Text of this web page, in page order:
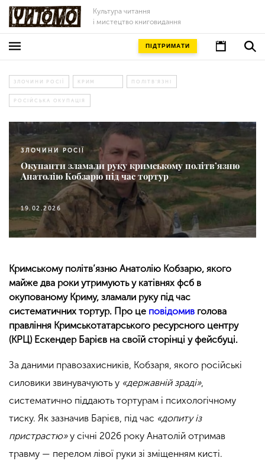
Культура читання
і мистецтво книговидання
ПІДТРИМАТИ
ЗЛОЧИНИ РОСІЇ КРИМ ПОЛІТВ'ЯЗНІ
РОСІЙСЬКА ОКУПАЦІЯ
ЗЛОЧИНИ РОСІЇ
Окупанти зламали руку кримському політв’язню
Анатолію Кобзарю під час тортур
19.02.2026
Кримському політв’язню Анатолію Кобзарю, якого
майже два роки утримують у катівнях фсб в
окупованому Криму, зламали руку під час
систематичних тортур. Про це повідомив голова
правління Кримськотатарського ресурсного центру
(КРЦ) Ескендер Барієв на своїй сторінці у фейсбуці.
За даними правозахисників, Кобзаря, якого російські
силовики звинувачують у «державній зраді»,
систематично піддають тортурам і психологічному
тиску. Як зазначив Барієв, під час «допиту із
пристрастю»у січні 2026 року Анатолій отримав
травму — перелом лівої руки зі зміщенням кисті.